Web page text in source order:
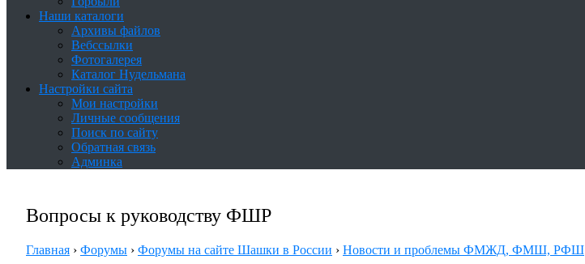
Наши каталоги
Архивы файлов
Вебссылки
Фотогалерея
Каталог Нудельмана
Настройки сайта
Мои настройки
Личные сообщения
Поиск по сайту
Обратная связь
Админка
Вопросы к руководству ФШР
Главная › Форумы › Форумы на сайте Шашки в России › Новости и проблемы ФМЖД, ФМШ, РФШ